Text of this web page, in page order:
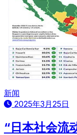
新闻
2025年3月25日
“日本社会